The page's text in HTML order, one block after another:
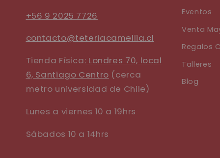
+56 9 2025 7726
contacto@teteriacamellia.cl
Tienda Física: Londres 70, local
6, Santiago Centro (cerca
metro universidad de Chile)
Lunes a viernes 10 a 19hrs
Sábados 10 a 14hrs
Eventos
Venta
Regalos
Talleres
Blog